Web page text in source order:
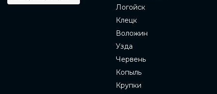
Логойск
Клецк
Воложин
Узда
Червень
Копыль
Крупки